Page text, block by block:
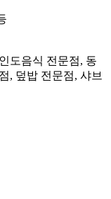
도음식 전문점, 동
, 덮밥 전문점, 샤브